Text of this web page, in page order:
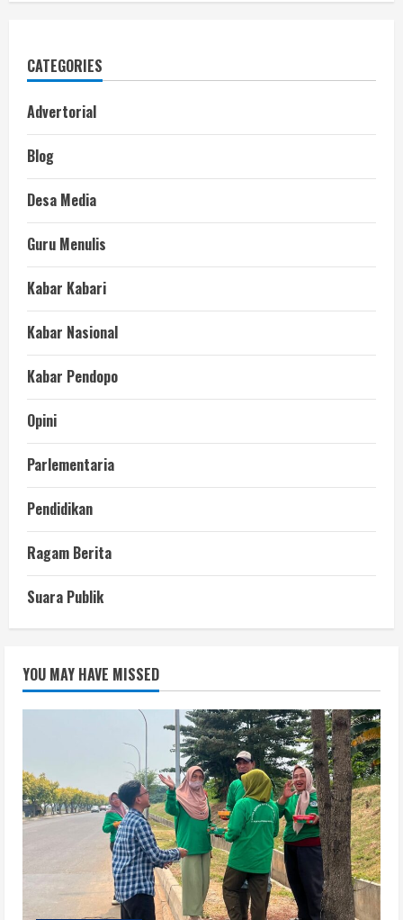
CATEGORIES
Advertorial
Blog
Desa Media
Guru Menulis
Kabar Kabari
Kabar Nasional
Kabar Pendopo
Opini
Parlementaria
Pendidikan
Ragam Berita
Suara Publik
YOU MAY HAVE MISSED